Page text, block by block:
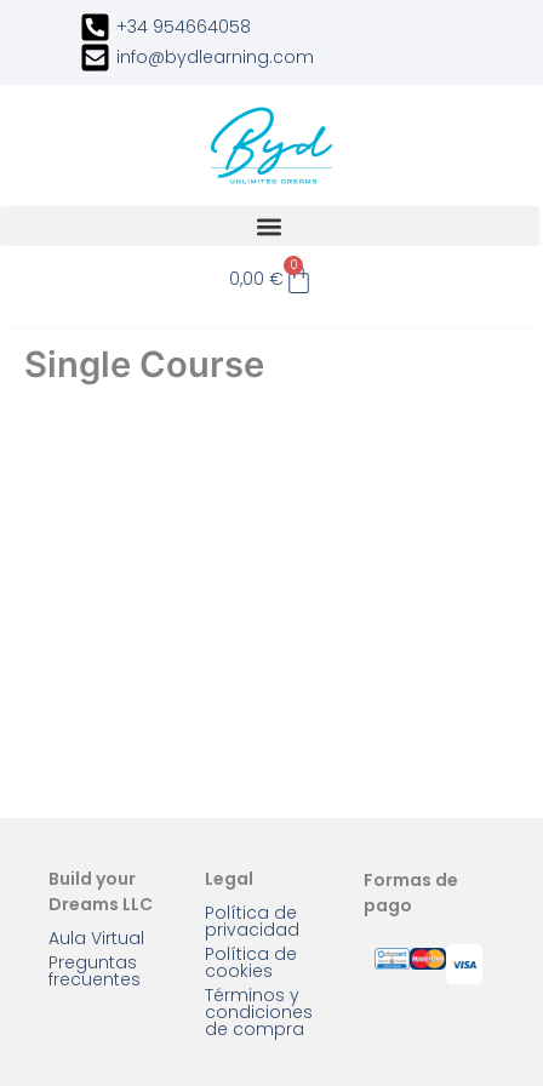
contenido
+34 954664058
info@bydlearning.com
0,00 €
0
Carrito
Single Course
Build your
Dreams LLC
Aula Virtual
Preguntas
frecuentes
Legal
Política de
privacidad
Política de
cookies
Términos y
condiciones
de compra
Formas de
pago